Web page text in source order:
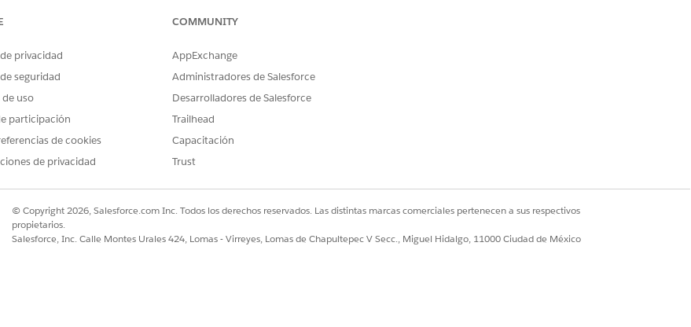
con la plantilla.
plantilla captura estos detalles del empleado:
asignado por la compañía donde el empleado desea instalar la nueva impresora, seleccionado
de dispositivos gestionados por Okta del empleado.
solicitud de realización manual al equipo de TI. Puede crear un flujo en Flow Builder para
aprobaciones de gestores o realización automatizada.
privacidad
seguridad
uso
participación
de cookies
de privacidad
COMMUNITY
AppExchange
Administradores de Salesforce
Desarrolladores de Salesforce
Trailhead
Capacitación
Trust
© Copyright 2026, Salesforce.com Inc. Todos los derechos reservados. Las distintas marcas comerciales pertenecen a sus respectivos
propietarios.
Salesforce, Inc. Calle Montes Urales 424, Lomas - Virreyes, Lomas de Chapultepec V Secc., Miguel Hidalgo, 11000 Ciudad de México